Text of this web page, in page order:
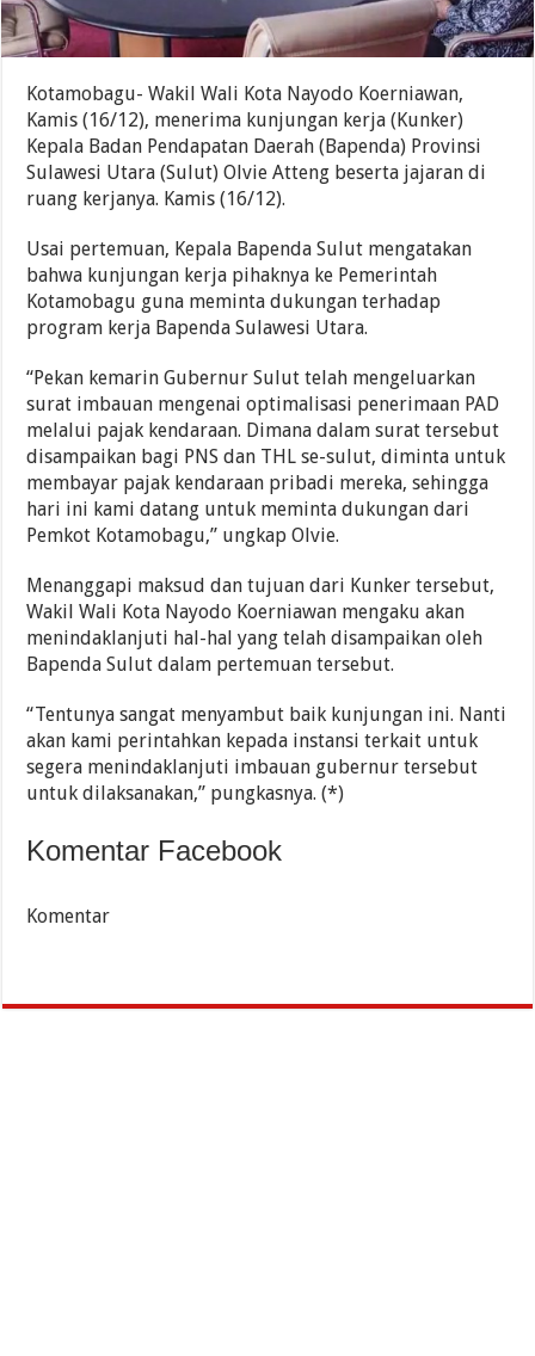
Kotamobagu- Wakil Wali Kota Nayodo Koerniawan,
Kamis (16/12), menerima kunjungan kerja (Kunker)
Kepala Badan Pendapatan Daerah (Bapenda) Provinsi
Sulawesi Utara (Sulut) Olvie Atteng beserta jajaran di
ruang kerjanya. Kamis (16/12).
Usai pertemuan, Kepala Bapenda Sulut mengatakan
bahwa kunjungan kerja pihaknya ke Pemerintah
Kotamobagu guna meminta dukungan terhadap
program kerja Bapenda Sulawesi Utara.
“Pekan kemarin Gubernur Sulut telah mengeluarkan
surat imbauan mengenai optimalisasi penerimaan PAD
melalui pajak kendaraan. Dimana dalam surat tersebut
disampaikan bagi PNS dan THL se-sulut, diminta untuk
membayar pajak kendaraan pribadi mereka, sehingga
hari ini kami datang untuk meminta dukungan dari
Pemkot Kotamobagu,” ungkap Olvie.
Menanggapi maksud dan tujuan dari Kunker tersebut,
Wakil Wali Kota Nayodo Koerniawan mengaku akan
menindaklanjuti hal-hal yang telah disampaikan oleh
Bapenda Sulut dalam pertemuan tersebut.
“Tentunya sangat menyambut baik kunjungan ini. Nanti
akan kami perintahkan kepada instansi terkait untuk
segera menindaklanjuti imbauan gubernur tersebut
untuk dilaksanakan,” pungkasnya. (*)
Komentar Facebook
Komentar